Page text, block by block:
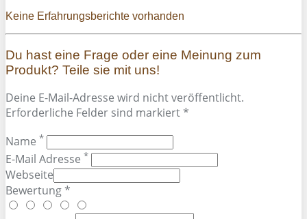
Keine Erfahrungsberichte vorhanden
Du hast eine Frage oder eine Meinung zum
Produkt? Teile sie mit uns!
Deine E-Mail-Adresse wird nicht veröffentlicht.
Erforderliche Felder sind markiert *
Name *
E-Mail Adresse *
Webseite
Bewertung *